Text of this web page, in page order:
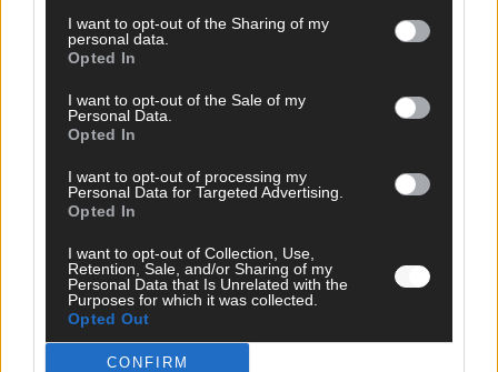
I want to opt-out of the Sharing of my
personal data.
Opted In
I want to opt-out of the Sale of my
Personal Data.
Opted In
I want to opt-out of processing my
Personal Data for Targeted Advertising.
Opted In
I want to opt-out of Collection, Use,
Retention, Sale, and/or Sharing of my
Personal Data that Is Unrelated with the
Purposes for which it was collected.
Opted Out
CONFIRM
EUROVISION
Von Lugano bis Wien: Wie der ESC in 70 Jahren sein
Mai 2026
WERBE BEI UNS!